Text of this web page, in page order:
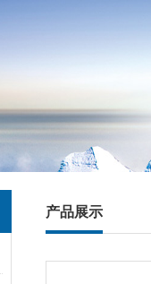
产品展示